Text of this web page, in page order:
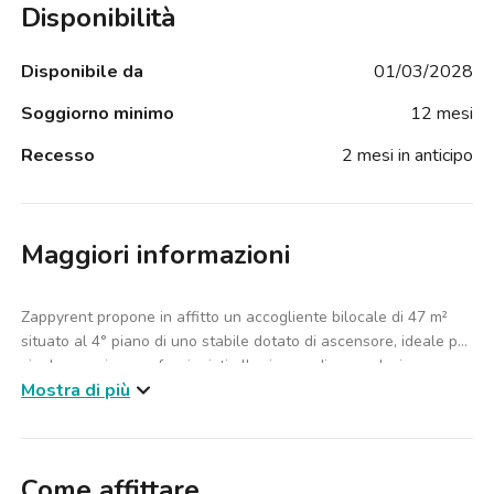
Disponibilità
Disponibile da
01/03/2028
Soggiorno minimo
12 mesi
Recesso
2 mesi in anticipo
Maggiori informazioni
Zappyrent propone in affitto un accogliente bilocale di 47 m²
situato al 4° piano di uno stabile dotato di ascensore, ideale per
single, coppie o professionisti alla ricerca di una soluzione
funzionale e ben collegata a Milano.
L’immobile è composto da una camera da letto matrimoniale, un
per offrire praticità e comfort nella vita quotidiana.
Mostra di più